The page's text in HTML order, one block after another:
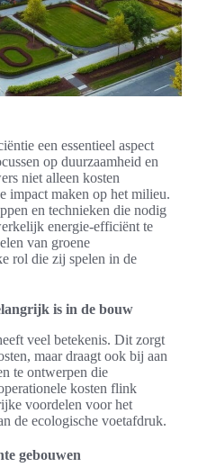
een essentieel aspect
op duurzaamheid en
niet alleen kosten
impact maken op het milieu.
en technieken die nodig
energie-efficiënt te
van groene
rol die zij spelen in de
is in de bouw
veel betekenis. Dit zorgt
maar draagt ook bij aan
te ontwerpen die
kosten flink
voordelen voor het
de ecologische voetafdruk.
gebouwen